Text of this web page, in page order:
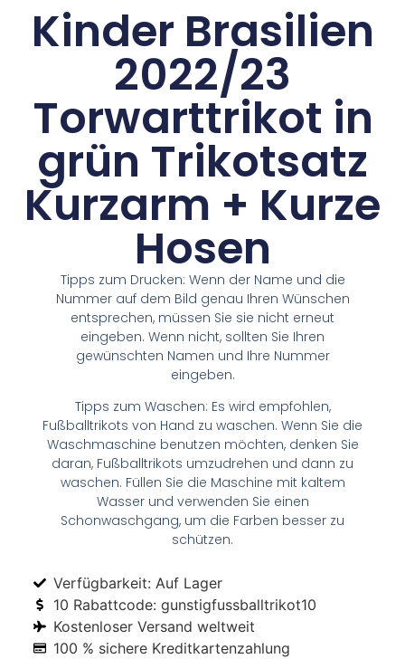
Kinder Brasilien
2022/23
Torwarttrikot in
grün Trikotsatz
Kurzarm + Kurze
Hosen
Tipps zum Drucken: Wenn der Name und die
Nummer auf dem Bild genau Ihren Wünschen
entsprechen, müssen Sie sie nicht erneut
eingeben. Wenn nicht, sollten Sie Ihren
gewünschten Namen und Ihre Nummer
eingeben.
Tipps zum Waschen: Es wird empfohlen,
Fußballtrikots von Hand zu waschen. Wenn Sie die
Waschmaschine benutzen möchten, denken Sie
daran, Fußballtrikots umzudrehen und dann zu
waschen. Füllen Sie die Maschine mit kaltem
Wasser und verwenden Sie einen
Schonwaschgang, um die Farben besser zu
schützen.
Verfügbarkeit: Auf Lager
10 Rabattcode: gunstigfussballtrikot10
Kostenloser Versand weltweit
100 % sichere Kreditkartenzahlung